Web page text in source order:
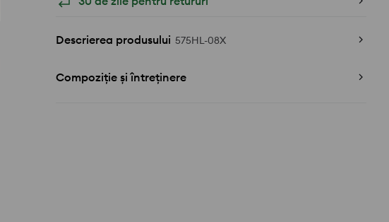
Descrierea produsului 575HL-08X
Compoziție și întreținere